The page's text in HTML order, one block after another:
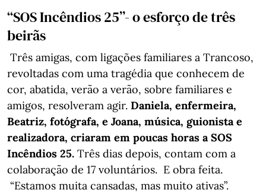
“SOS Incêndios 25”- o esforço de três
beirãs
Três amigas, com ligações familiares a Trancoso,
revoltadas com uma tragédia que conhecem de
cor, abatida, verão a verão, sobre familiares e
amigos, resolveram agir. Daniela, enfermeira,
Beatriz, fotógrafa, e Joana, música, guionista e
realizadora, criaram em poucas horas a SOS
Incêndios 25. Três dias depois, contam com a
colaboração de 17 voluntários. ⁠E obra feita.
“Estamos muita cansadas, mas muito ativas”.